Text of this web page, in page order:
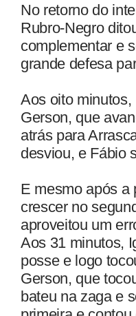
No retorno do
Rubro-Negro
complementar e
grande defesa
Aos oito
Gerson, que
atrás para
desviou, e Fábio
E mesmo após a
crescer no
aproveitou um
Aos 31 minutos,
posse e logo
Gerson, que
bateu na zaga e